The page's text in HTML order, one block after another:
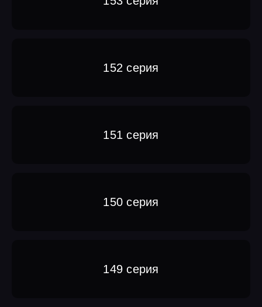
152 серия
151 серия
150 серия
149 серия